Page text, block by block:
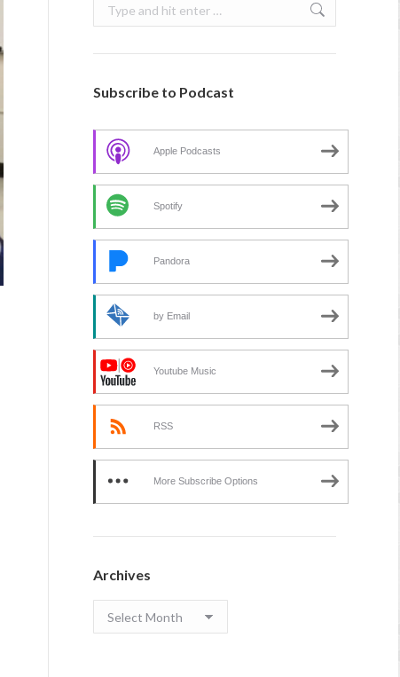
Search:
Subscribe to Podcast
Apple Podcasts
Spotify
Pandora
by Email
Youtube Music
RSS
More Subscribe Options
Archives
Archives